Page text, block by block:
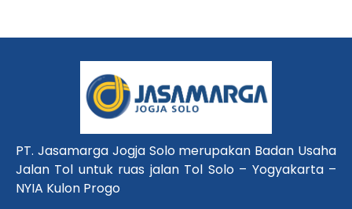
PT. Jasamarga Jogja Solo merupakan Badan Usaha
Jalan Tol untuk ruas jalan Tol Solo – Yogyakarta –
NYIA Kulon Progo